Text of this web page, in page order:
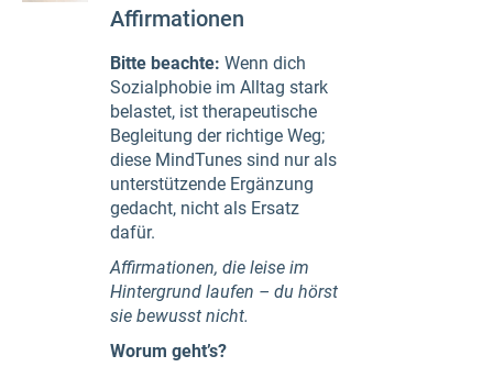
Affirmationen
Bitte beachte: Wenn dich
Sozialphobie im Alltag stark
belastet, ist therapeutische
Begleitung der richtige Weg;
diese MindTunes sind nur als
unterstützende Ergänzung
gedacht, nicht als Ersatz
dafür.
Affirmationen, die leise im
Hintergrund laufen – du hörst
sie bewusst nicht.
Worum geht’s?